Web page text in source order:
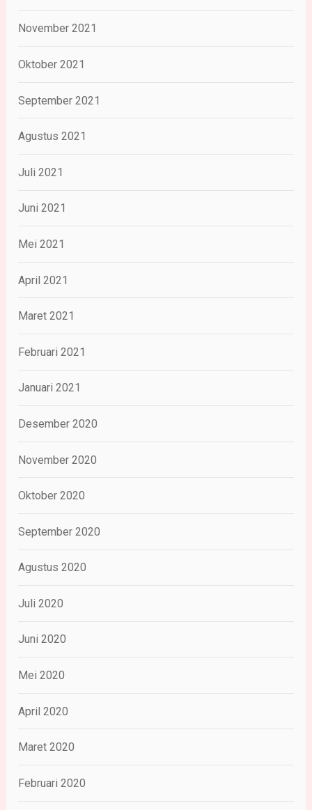
November 2021
Oktober 2021
September 2021
Agustus 2021
Juli 2021
Juni 2021
Mei 2021
April 2021
Maret 2021
Februari 2021
Januari 2021
Desember 2020
November 2020
Oktober 2020
September 2020
Agustus 2020
Juli 2020
Juni 2020
Mei 2020
April 2020
Maret 2020
Februari 2020